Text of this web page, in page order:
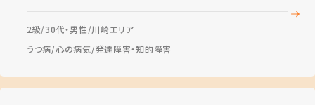
2級 30代・男性 川崎エリア
うつ病 心の病気 発達障害・知的障害